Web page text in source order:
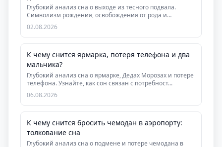
Глубокий анализ сна о выходе из тесного подвала.
Символизм рождения, освобождения от рода и
инициаци...
02.08.2026
К чему снится ярмарка, потеря телефона и два
мальчика?
Глубокий анализ сна о ярмарке, Дедах Морозах и потере
телефона. Узнайте, как сон связан с потребност...
06.08.2026
К чему снится бросить чемодан в аэропорту:
толкование сна
Глубокий анализ сна о подмене и потере чемодана в